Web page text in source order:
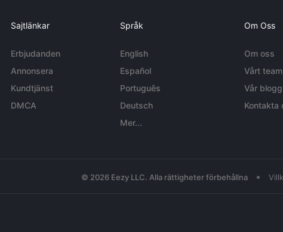
Sajtlänkar
Erbjudanden
Annonsera
Kundtjänst
DMCA
Språk
English
Español
Português
Deutsch
Mer...
Om Oss
Om oss
Vårt team
Vår blogg
Kontakta
© 2026 Eezy LLC. Alla rättigheter förbehållna •